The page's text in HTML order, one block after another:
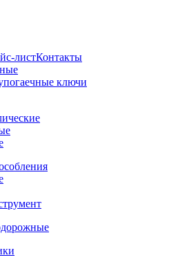
листКонтакты
ключи